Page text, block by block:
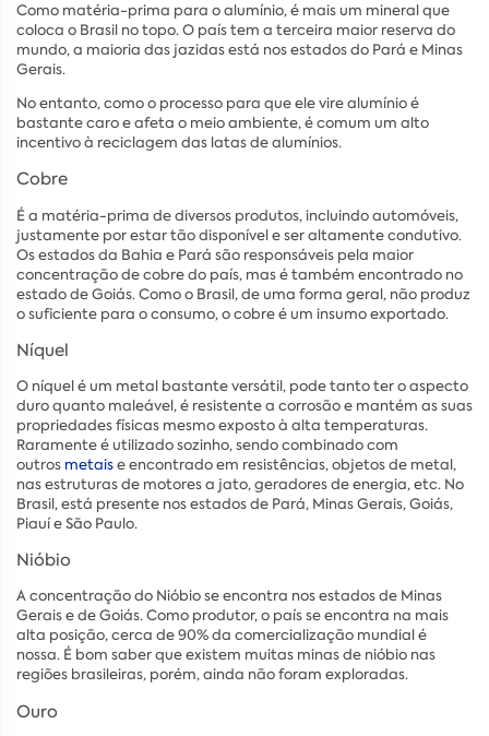
Como matéria-prima para o alumínio, é mais um mineral que
coloca o Brasil no topo. O país tem a terceira maior reserva do
mundo, a maioria das jazidas está nos estados do Pará e Minas
Gerais.
No entanto, como o processo para que ele vire alumínio é
bastante caro e afeta o meio ambiente, é comum um alto
incentivo à reciclagem das latas de alumínios.
Cobre
É a matéria-prima de diversos produtos, incluindo automóveis,
justamente por estar tão disponível e ser altamente condutivo.
Os estados da Bahia e Pará são responsáveis pela maior
concentração de cobre do país, mas é também encontrado no
estado de Goiás. Como o Brasil, de uma forma geral, não produz
o suficiente para o consumo, o cobre é um insumo exportado.
Níquel
O níquel é um metal bastante versátil, pode tanto ter o aspecto
duro quanto maleável, é resistente a corrosão e mantém as suas
propriedades físicas mesmo exposto à alta temperaturas.
Raramente é utilizado sozinho, sendo combinado com
outros metaise encontrado em resistências, objetos de metal,
nas estruturas de motores a jato, geradores de energia, etc. No
Brasil, está presente nos estados de Pará, Minas Gerais, Goiás,
Piauí e São Paulo.
Nióbio
A concentração do Nióbio se encontra nos estados de Minas
Gerais e de Goiás. Como produtor, o país se encontra na mais
alta posição, cerca de 90% da comercialização mundial é
nossa. É bom saber que existem muitas minas de nióbio nas
regiões brasileiras, porém, ainda não foram exploradas.
Ouro